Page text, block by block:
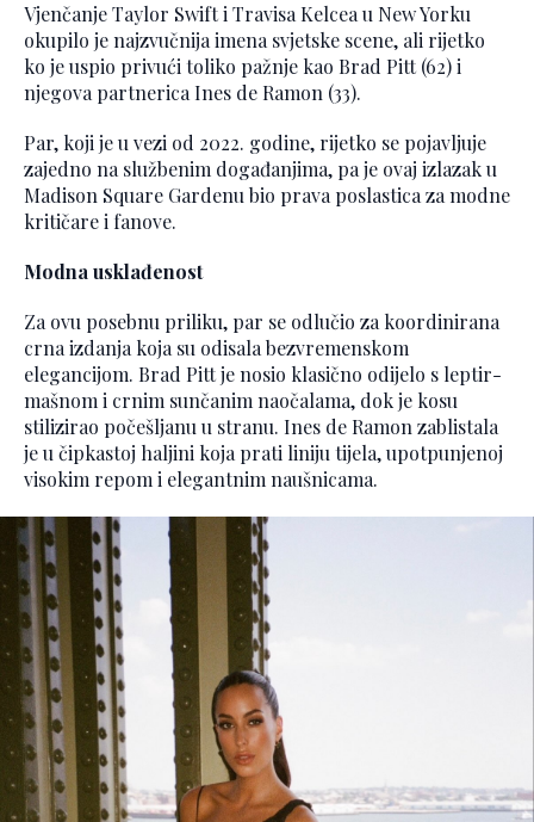
Vjenčanje Taylor Swift i Travisa Kelcea u New Yorku
okupilo je najzvučnija imena svjetske scene, ali rijetko
ko je uspio privući toliko pažnje kao Brad Pitt (62) i
njegova partnerica Ines de Ramon (33).
Par, koji je u vezi od 2022. godine, rijetko se pojavljuje
zajedno na službenim događanjima, pa je ovaj izlazak u
Madison Square Gardenu bio prava poslastica za modne
kritičare i fanove.
Modna usklađenost
Za ovu posebnu priliku, par se odlučio za koordinirana
crna izdanja koja su odisala bezvremenskom
elegancijom. Brad Pitt je nosio klasično odijelo s leptir-
mašnom i crnim sunčanim naočalama, dok je kosu
stilizirao počešljanu u stranu. Ines de Ramon zablistala
je u čipkastoj haljini koja prati liniju tijela, upotpunjenoj
visokim repom i elegantnim naušnicama.